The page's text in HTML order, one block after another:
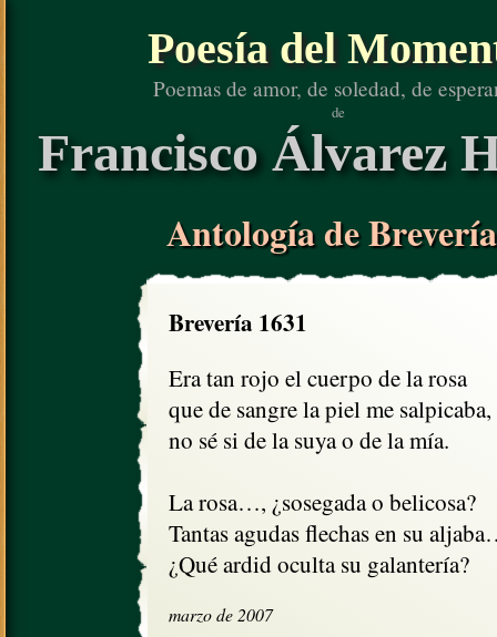
Poesía del
Poemas de amor, de soledad, de
de
Francisco Álvarez
Antología de
Brevería 1631
Era tan rojo el cuerpo de la rosa
que de sangre la piel me salpicaba,
no sé si de la suya o de la mía.
La rosa…, ¿sosegada o belicosa?
Tantas agudas flechas en su
¿Qué ardid oculta su galantería?
marzo de 2007